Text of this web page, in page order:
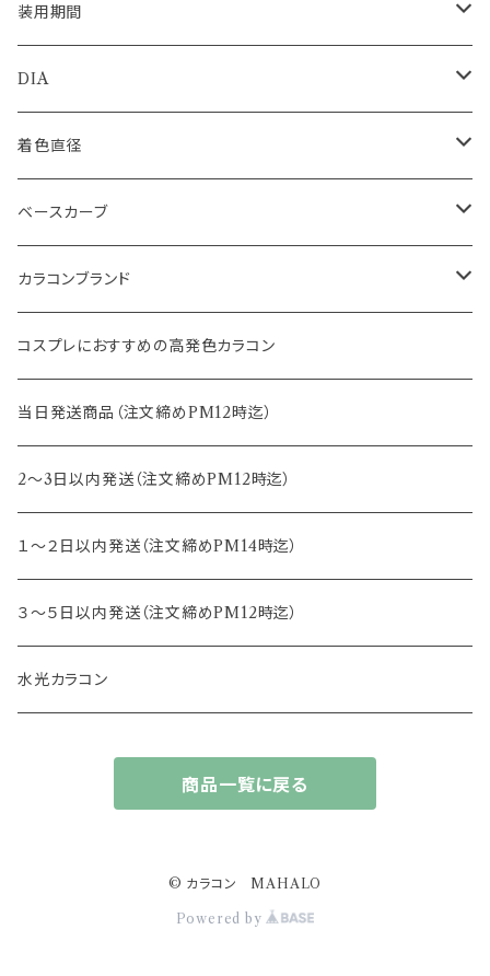
装用期間
1day
1month
2ｗeek
DIA
14.0mm
14.1mm
14.2mm
14.5mm
15.0mm
14.4mm
着色直径
12.5mm
12.8mm
13.0mm
13.2mm
13.3mm
13.4mm
13.5mm
13.6mm
ベースカーブ
8.6mm
8.7mm
8.8mm
8.5mm
カラコンブランド
エバーカラー
エヌズコレクション
トパーズ
キャンディーマジック
レヴィア
チュチュ
コスプレにおすすめの高発色カラコン
当日発送商品（注文締めPM12時迄）
2～3日以内発送（注文締めPM12時迄）
１～２日以内発送（注文締めPM14時迄）
３～５日以内発送（注文締めPM12時迄）
水光カラコン
商品一覧に戻る
© カラコン MAHALO
Powered by